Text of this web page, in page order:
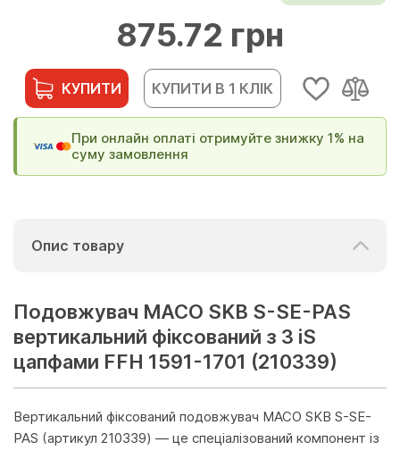
875.72 грн
КУПИТИ КУПИТИ В 1 КЛІК
При онлайн оплаті отримуйте знижку 1% на
суму замовлення
Опис товару
Подовжувач МАСО SKB S-SE-PAS
вертикальний фіксований з 3 iS
цапфами FFH 1591-1701 (210339)
Вертикальний фіксований подовжувач MACO SKB S-SE-
PAS (артикул 210339) — це спеціалізований компонент із